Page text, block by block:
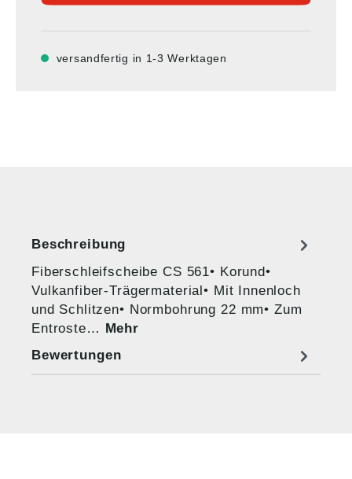
versandfertig in 1-3 Werktagen
Beschreibung
Fiberschleifscheibe CS 561• Korund•
Vulkanfiber-Trägermaterial• Mit Innenloch
und Schlitzen• Normbohrung 22 mm• Zum
Entroste… Mehr
Bewertungen